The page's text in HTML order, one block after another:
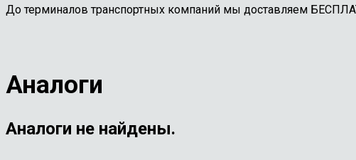
До терминалов транспортных компаний мы доставляем
Аналоги
Аналоги не найдены.